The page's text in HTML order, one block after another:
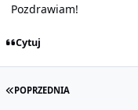
Pozdrawiam!
Cytuj
PIERWSZA STRONA
POPRZEDNIA